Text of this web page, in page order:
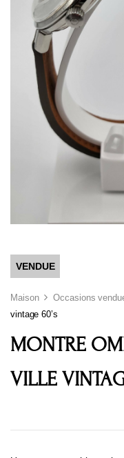
VENDUE
Maison Occasions
vintage 60’s
MONTRE
VILLE